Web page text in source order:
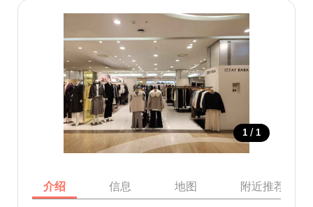
1 / 1
介绍 信息 地图 附近推荐景点